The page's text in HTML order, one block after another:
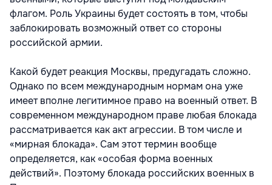
флагом. Роль Украины будет состоять в том, чтобы
заблокировать возможный ответ со стороны
российской армии.
Какой будет реакция Москвы, предугадать сложно.
Однако по всем международным нормам она уже
имеет вполне легитимное право на военный ответ. В
современном международном праве любая блокада
рассматривается как акт агрессии. В том числе и
«мирная блокада». Сам этот термин вообще
определяется, как «особая форма военных
действий». Поэтому блокада российских военных в